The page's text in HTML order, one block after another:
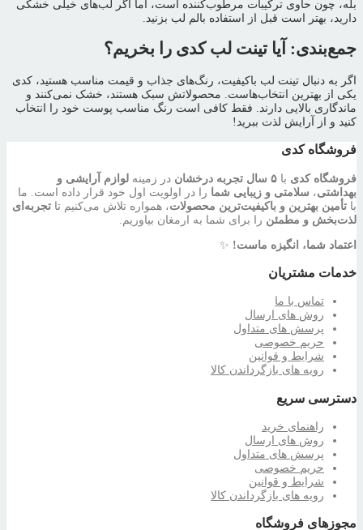
بله، چون حاوی ترکیبات مرطوب‌کننده است، اما اگر لب‌های خیلی خشکی
دارید، بهتر است قبل از استفاده بالم لب بزنید.
جمع‌بندی: آیا تینت لب کدی را بخریم؟
اگر به دنبال تینت لب باکیفیت، رنگ‌های جذاب و قیمت مناسب هستید، کدی
یکی از بهترین انتخاب‌هاست. محصولاتش سبک هستند، خشک نمی‌کنند و
ماندگاری بالایی دارند. فقط کافی است رنگ مناسب پوست خود را انتخاب
کنید و از آرایش لذت ببرید!
فروشگاه کدی
فروشگاه کدی با ۵ سال تجربه درخشان در زمینه لوازم آرایشی و
بهداشتی، سلامتی و زیبایی شما را در اولویت اول خود قرار داده است. ما
با تأمین بهترین و باکیفیت‌ترین محصولات، همواره تلاش می‌کنیم تا تجربه‌ای
لذت‌بخش و مطمئن را برای شما به ارمغان بیاوریم.
اعتماد شما، انگیزه ماست! ✨
خدمات مشتریان
تماس با ما
روش های ارسال
پرسش های متداول
حریم خصوصی
شرایط و قوانین
رویه های بازگرداندن کالا
دسترسی سریع
راهنمای خرید
روش های ارسال
پرسش های متداول
حریم خصوصی
شرایط و قوانین
رویه های بازگرداندن کالا
مجوزهای فروشگاه